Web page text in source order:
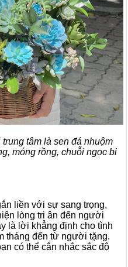
tâm là sen đá nhuộm
móng rồng, chuỗi ngọc bi
liền với sự sang trọng,
lòng tri ân đến người
là lời khẳng định cho tình
tháng đến từ người tặng.
có thể cân nhắc sắc độ